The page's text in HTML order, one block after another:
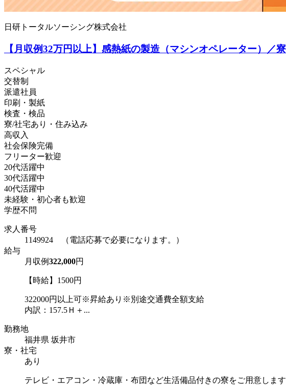
日研トータルソーシング株式会社
【月収例32万円以上】感熱紙の製造（マシンオペレーター）
スペシャル
交替制
派遣社員
印刷・製紙
検査・検品
寮/社宅あり・住み込み
高収入
社会保険完備
フリーター歓迎
20代活躍中
30代活躍中
40代活躍中
未経験・初心者も歓迎
学歴不問
求人番号
1149924 （電話応募で必要になります。）
給与
月収例322,000円
【時給】1500円
322000円以上可※昇給あり※別途交通費全額支給
内訳：157.5Ｈ＋...
勤務地
福井県 坂井市
寮・社宅
あり
テレビ・エアコン・冷蔵庫・布団など生活備品付きの寮をご用意します